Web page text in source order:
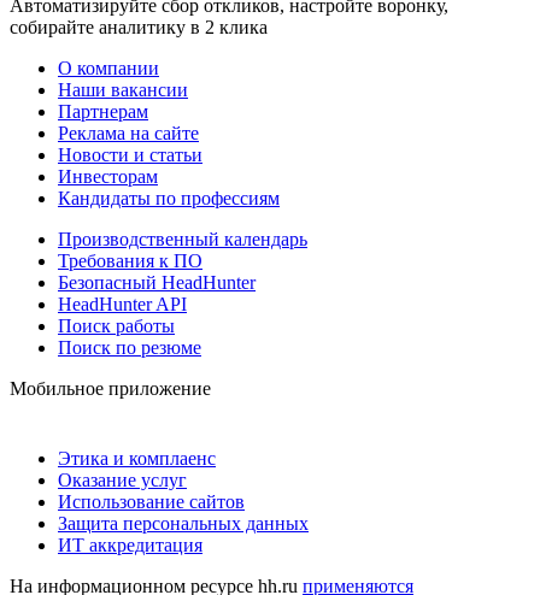
Автоматизируйте сбор откликов, настройте воронку,
собирайте аналитику в 2 клика
О компании
Наши вакансии
Партнерам
Реклама на сайте
Новости и статьи
Инвесторам
Кандидаты по профессиям
Производственный календарь
Требования к ПО
Безопасный HeadHunter
HeadHunter API
Поиск работы
Поиск по резюме
Мобильное приложение
Этика и комплаенс
Оказание услуг
Использование сайтов
Защита персональных данных
ИТ аккредитация
На информационном ресурсе hh.ru применяются